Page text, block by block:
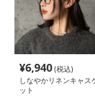
¥6,940(税込)
しなやかリネンキャス
ット